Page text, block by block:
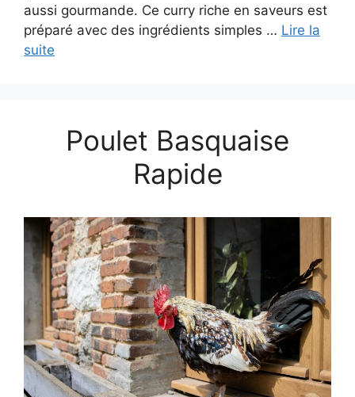
aussi gourmande. Ce curry riche en saveurs est
préparé avec des ingrédients simples … Lire la
suite
Poulet Basquaise
Rapide